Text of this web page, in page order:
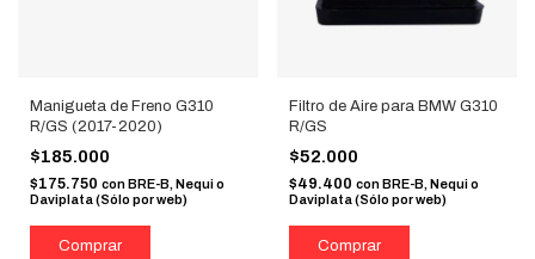
Manigueta de Freno G310
R/GS (2017-2020)
$185.000
$175.750 conBRE-B, Nequi o
Daviplata (Sólo por web)
Filtro de Aire para BMW G310
R/GS
$52.000
$49.400 con BRE-B, Nequi o
Daviplata (Sólo por web)